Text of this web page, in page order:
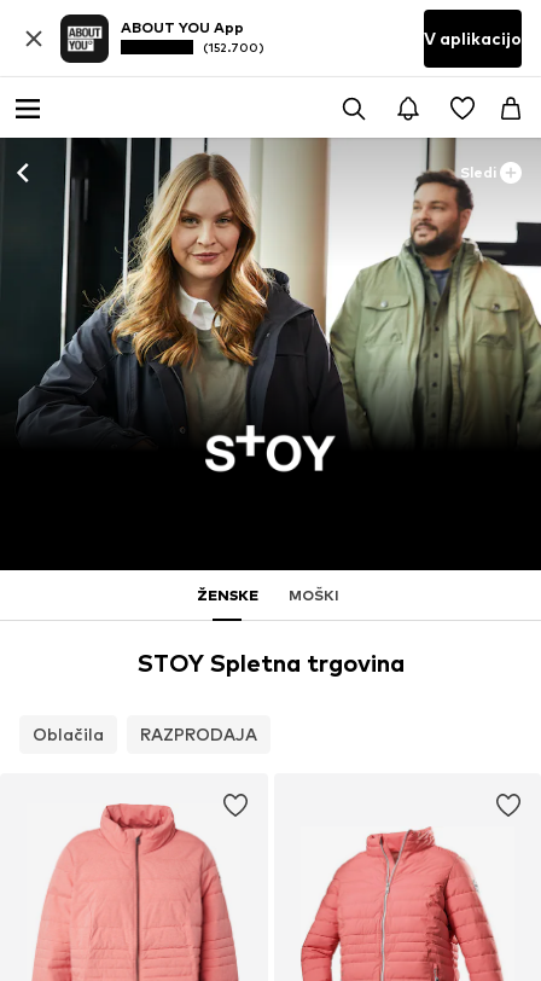
ABOUT YOU App
(152.700) V aplikacijo
Sledi
ŽENSKE MOŠKI
STOY Spletna trgovina
Oblačila RAZPRODAJA